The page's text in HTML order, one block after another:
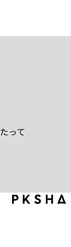
って